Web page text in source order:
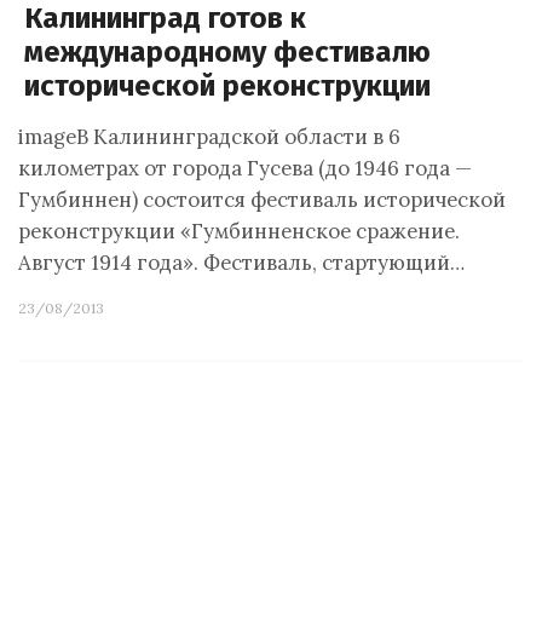
Калининград готов к
международному фестивалю
исторической реконструкции
imageВ Калининградской области в 6
километрах от города Гусева (до 1946 года —
Гумбиннен) состоится фестиваль исторической
реконструкции «Гумбинненское сражение.
Август 1914 года». Фестиваль, стартующий…
23/08/2013